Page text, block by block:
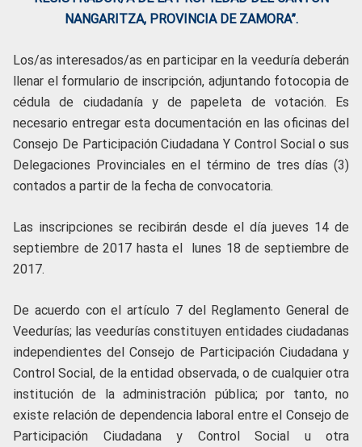
NANGARITZA, PROVINCIA DE ZAMORA”.
Los/as interesados/as en participar en la veeduría deberán
llenar el formulario de inscripción, adjuntando fotocopia de
cédula de ciudadanía y de papeleta de votación. Es
necesario entregar esta documentación en las oficinas del
Consejo De Participación Ciudadana Y Control Social o sus
Delegaciones Provinciales en el término de tres días (3)
contados a partir de la fecha de convocatoria.
Las inscripciones se recibirán desde el día jueves 14 de
septiembre de 2017 hasta el lunes 18 de septiembre de
2017.
De acuerdo con el artículo 7 del Reglamento General de
Veedurías; las veedurías constituyen entidades ciudadanas
independientes del Consejo de Participación Ciudadana y
Control Social, de la entidad observada, o de cualquier otra
institución de la administración pública; por tanto, no
existe relación de dependencia laboral entre el Consejo de
Participación Ciudadana y Control Social u otra